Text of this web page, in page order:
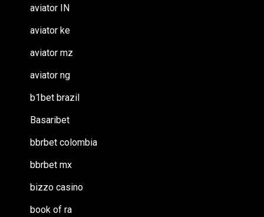
aviator IN
aviator ke
aviator mz
aviator ng
b1bet brazil
Basaribet
bbrbet colombia
bbrbet mx
bizzo casino
book of ra